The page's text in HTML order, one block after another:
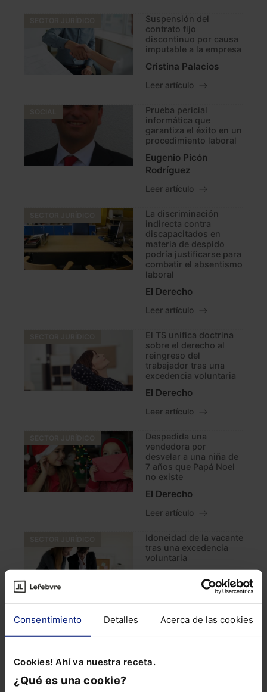
Consentimiento Detalles Acerca de las cookies
Cookies! Ahí va nuestra receta.
¿Qué es una cookie?
Suspensión del
contrato fijo
discontinuo por causa
imputable a la empresa
Cristina Palacios
Leer artículo
Prueba pericial
informática que
garantiza el éxito en un
procedimiento laboral
Eugenio Picón
Rodríguez
Leer artículo
La discriminación
indirecta contra
discapacitados en
materia de despido
podría justificarse para
combatir el absentismo
laboral
El Derecho
Leer artículo
El TS unifica doctrina
sobre el derecho al
reingreso del
trabajador tras una
excedencia voluntaria
El Derecho
Leer artículo
Despedida una
vendedora por
desvelar a una niña de
7 años que Papá Noel
no existe
El Derecho
Leer artículo
Idoneidad de la vacante
tras una excedencia
voluntaria
La ejecución de las
colectivo: criterios
jurisprudenciales
SECTOR JURÍDICO